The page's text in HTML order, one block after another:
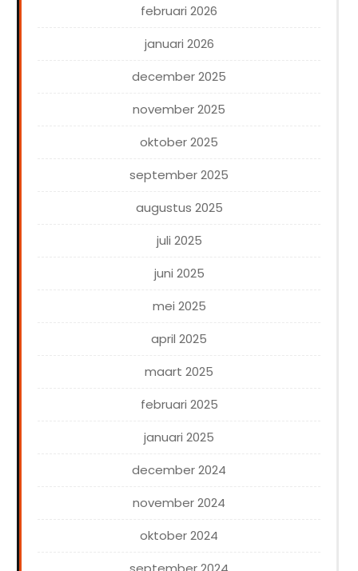
februari 2026
januari 2026
december 2025
november 2025
oktober 2025
september 2025
augustus 2025
juli 2025
juni 2025
mei 2025
april 2025
maart 2025
februari 2025
januari 2025
december 2024
november 2024
oktober 2024